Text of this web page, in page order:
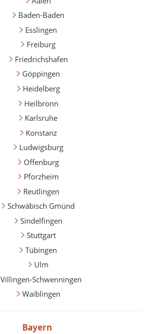
Baden-Baden
Esslingen
Freiburg
Friedrichshafen
Göppingen
Heidelberg
Heilbronn
Karlsruhe
Konstanz
Ludwigsburg
Offenburg
Pforzheim
Reutlingen
Schwäbisch Gmünd
Sindelfingen
Stuttgart
Tübingen
Ulm
Villingen-Schwenningen
Waiblingen
Bayern